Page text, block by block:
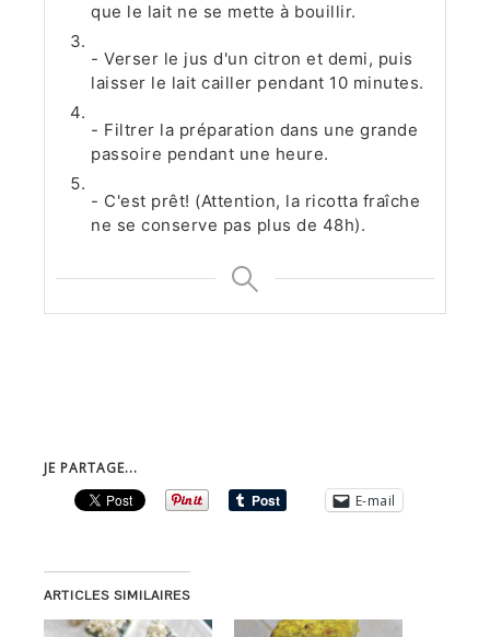
que le lait ne se mette à bouillir.
- Verser le jus d'un citron et demi, puis
laisser le lait cailler pendant 10 minutes.
- Filtrer la préparation dans une grande
passoire pendant une heure.
- C'est prêt! (Attention, la ricotta fraîche
ne se conserve pas plus de 48h).
JE PARTAGE...
E-mail
ARTICLES SIMILAIRES